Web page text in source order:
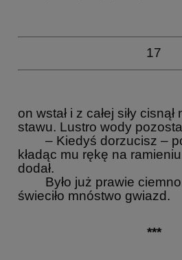
17
on wstał i z całej siły
stawu. Lustro wody
– Kiedyś dorzucisz –
kładąc mu rękę na
dodał.
Było już prawie
świeciło mnóstwo gwiazd.
***